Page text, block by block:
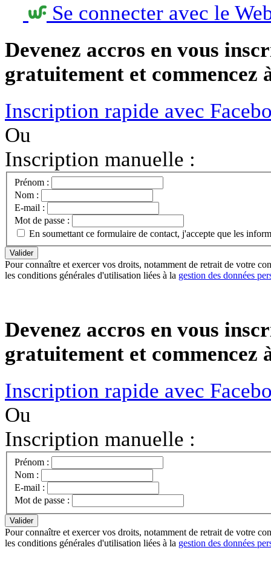
Se connecter avec le
Devenez accros en vous
gratuitement et
Inscription rapide avec
Ou
Inscription manuelle :
Prénom :
Nom :
E-mail :
Mot de passe :
En soumettant ce formulaire de contact, j'accepte que les
Pour connaître et exercer vos droits, notamment de retrait de votre
les conditions générales d'utilisation liées à la gestion des données
Devenez accros en vous
gratuitement et
Inscription rapide avec
Ou
Inscription manuelle :
Prénom :
Nom :
E-mail :
Mot de passe :
Pour connaître et exercer vos droits, notamment de retrait de votre
les conditions générales d'utilisation liées à la gestion des données